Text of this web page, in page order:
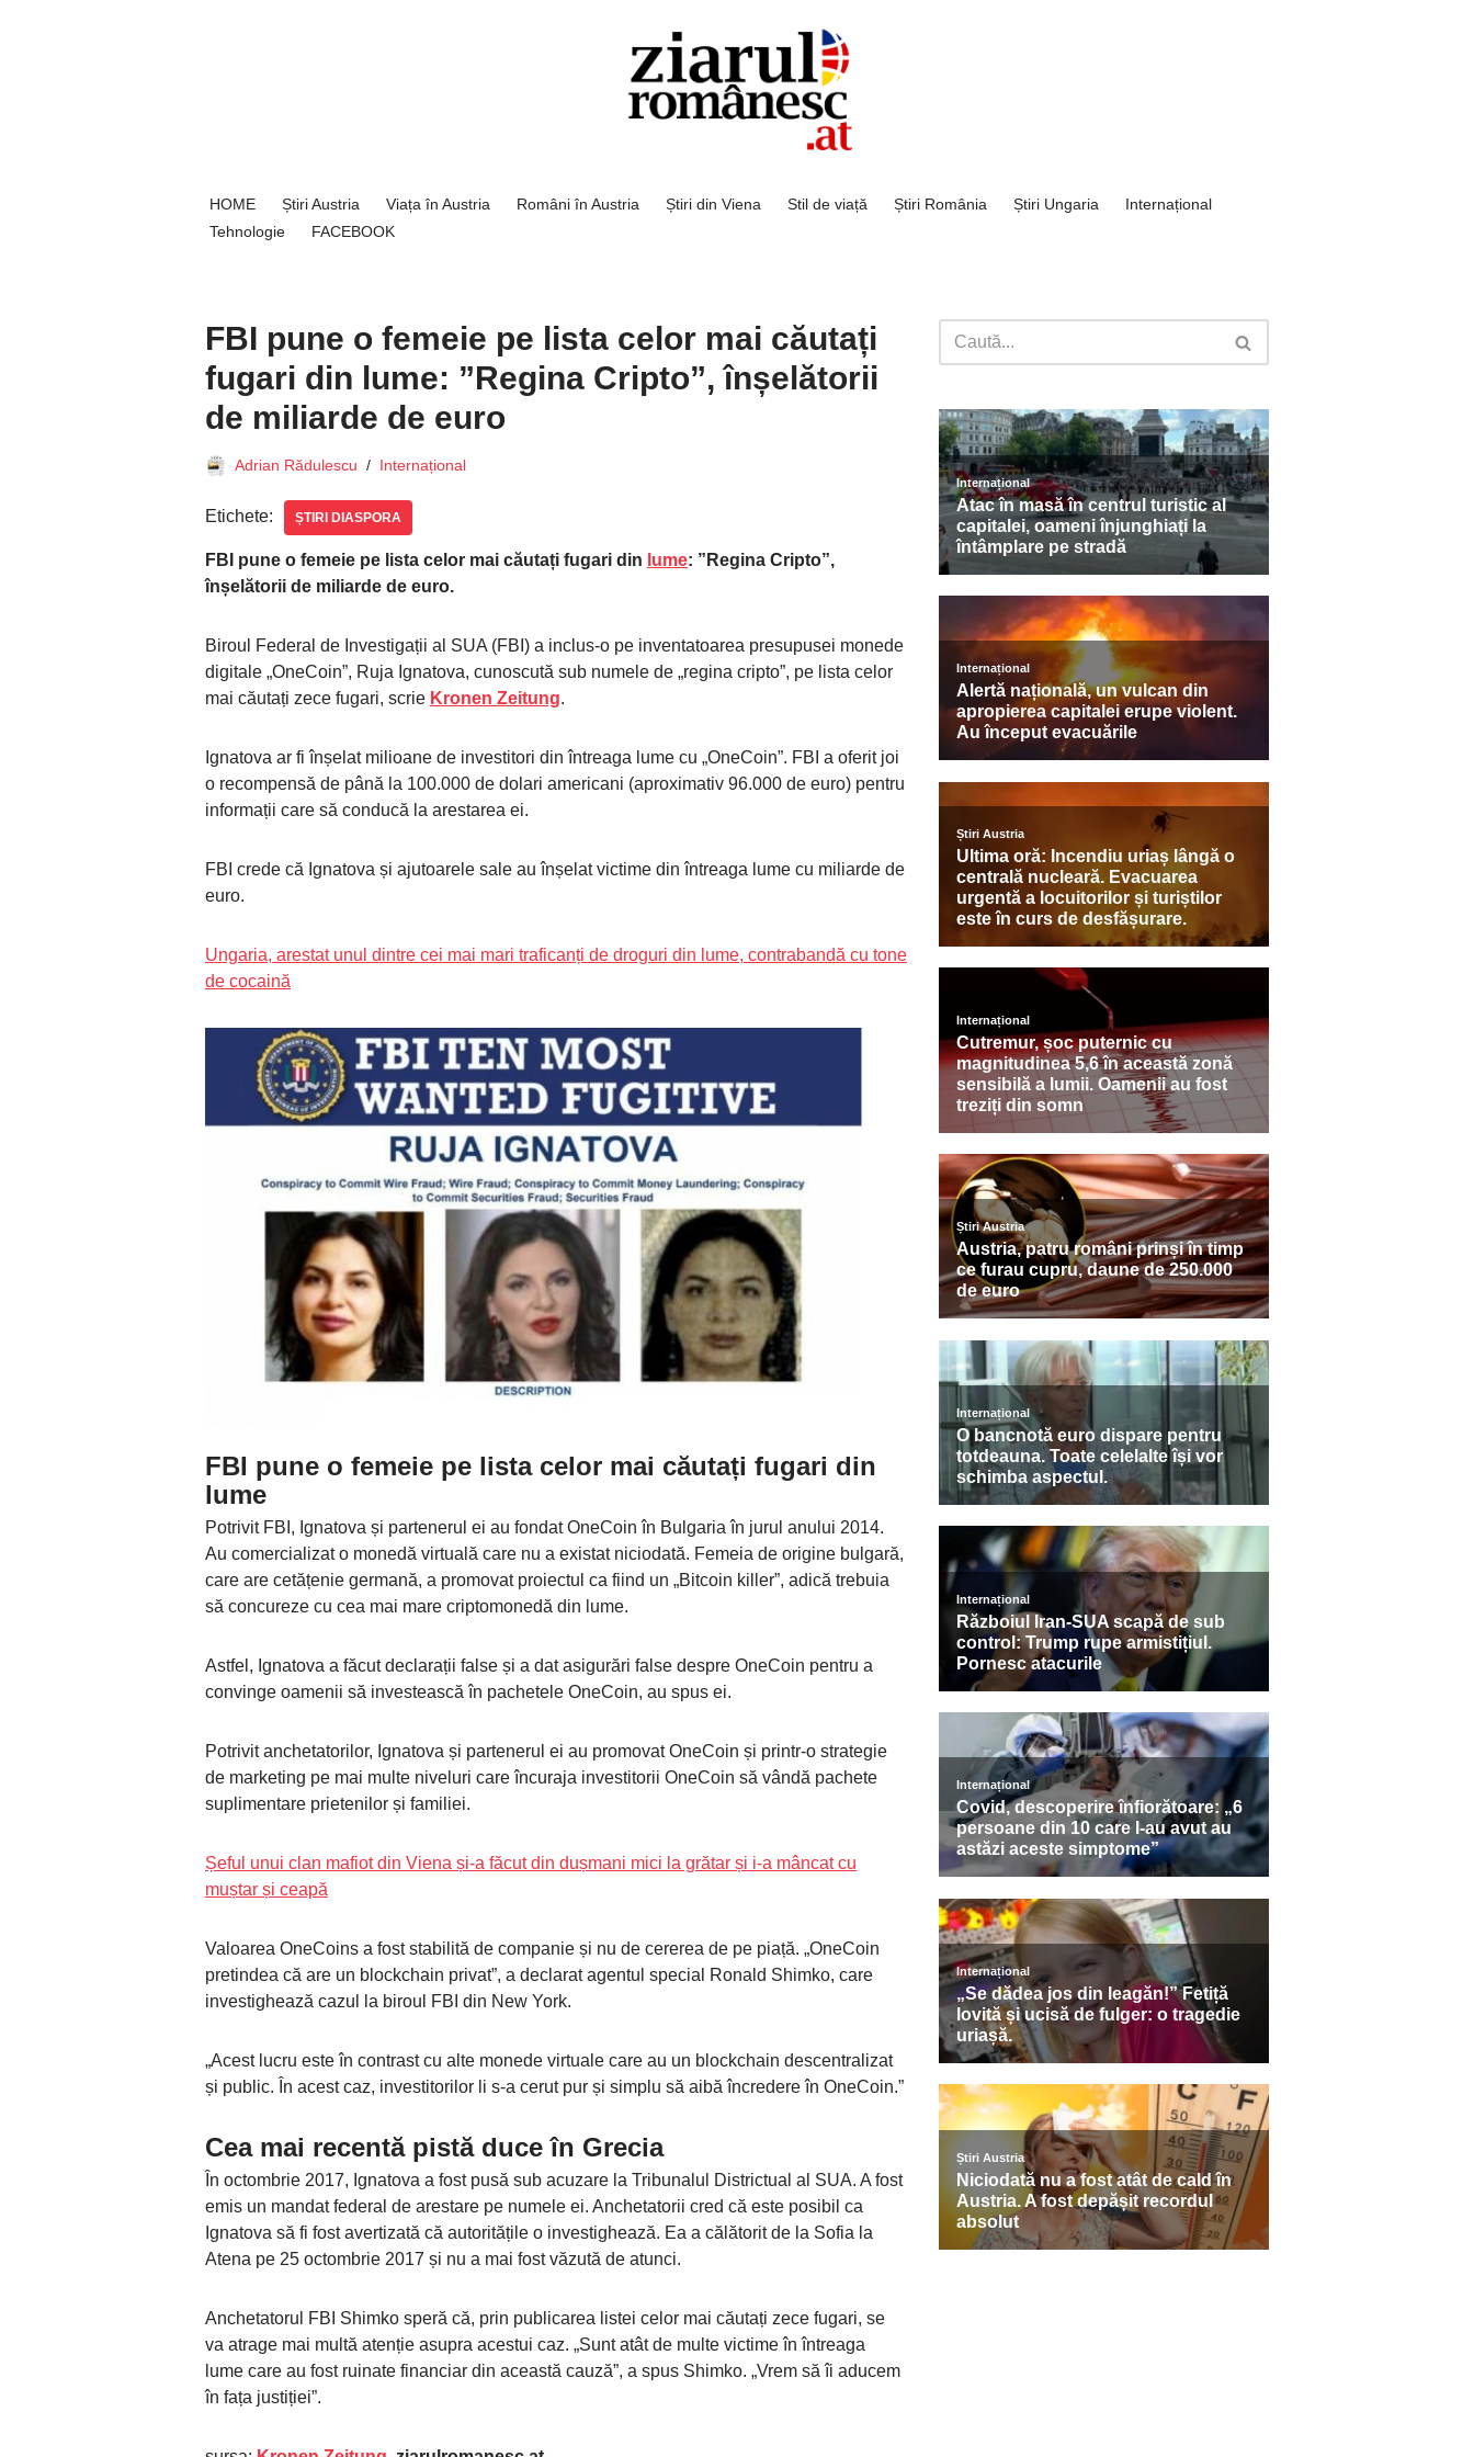
HOME Știri Austria Viața în Austria Români în Austria Știri din Viena Stil de viață Știri România Știri Ungaria
Internațional
Tehnologie
FACEBOOK
FBI pune o femeie pe lista celor mai căutați
fugari din lume: ”Regina Cripto”, înșelătorii
de miliarde de euro
Adrian Rădulescu Internațional
Etichete: ȘTIRI DIASPORA
FBI pune o femeie pe lista celor mai căutați fugari din lume: ”Regina Cripto”,
înșelătorii de miliarde de euro.
Biroul Federal de Investigații al SUA (FBI) a inclus-o pe inventatoarea presupusei monede
digitale „OneCoin”, Ruja Ignatova, cunoscută sub numele de „regina cripto”, pe lista celor
mai căutați zece fugari, scrie Kronen Zeitung.
Ignatova ar fi înșelat milioane de investitori din întreaga lume cu „OneCoin”. FBI a oferit joi
o recompensă de până la 100.000 de dolari americani (aproximativ 96.000 de euro) pentru
informații care să conducă la arestarea ei.
FBI crede că Ignatova și ajutoarele sale au înșelat victime din întreaga lume cu miliarde de
euro.
Ungaria, arestat unul dintre cei mai mari traficanți de droguri din lume, contrabandă cu tone
de cocaină
FBI pune o femeie pe lista celor mai căutați fugari din
lume
Potrivit FBI, Ignatova și partenerul ei au fondat OneCoin în Bulgaria în jurul anului 2014.
Au comercializat o monedă virtuală care nu a existat niciodată. Femeia de origine bulgară,
care are cetățenie germană, a promovat proiectul ca fiind un „Bitcoin killer”, adică trebuia
să concureze cu cea mai mare criptomonedă din lume.
Astfel, Ignatova a făcut declarații false și a dat asigurări false despre OneCoin pentru a
convinge oamenii să investească în pachetele OneCoin, au spus ei.
Potrivit anchetatorilor, Ignatova și partenerul ei au promovat OneCoin și printr-o strategie
de marketing pe mai multe niveluri care încuraja investitorii OneCoin să vândă pachete
suplimentare prietenilor și familiei.
Șeful unui clan mafiot din Viena și-a făcut din dușmani mici la grătar și i-a mâncat cu
muștar și ceapă
Valoarea OneCoins a fost stabilită de companie și nu de cererea de pe piață. „OneCoin
pretindea că are un blockchain privat”, a declarat agentul special Ronald Shimko, care
investighează cazul la biroul FBI din New York.
„Acest lucru este în contrast cu alte monede virtuale care au un blockchain descentralizat
și public. În acest caz, investitorilor li s-a cerut pur și simplu să aibă încredere în OneCoin.”
Cea mai recentă pistă duce în Grecia
În octombrie 2017, Ignatova a fost pusă sub acuzare la Tribunalul Districtual al SUA. A fost
emis un mandat federal de arestare pe numele ei. Anchetatorii cred că este posibil ca
Ignatova să fi fost avertizată că autoritățile o investighează. Ea a călătorit de la Sofia la
Atena pe 25 octombrie 2017 și nu a mai fost văzută de atunci.
Anchetatorul FBI Shimko speră că, prin publicarea listei celor mai căutați zece fugari, se
va atrage mai multă atenție asupra acestui caz. „Sunt atât de multe victime în întreaga
lume care au fost ruinate financiar din această cauză”, a spus Shimko. „Vrem să îi aducem
în fața justiției”.